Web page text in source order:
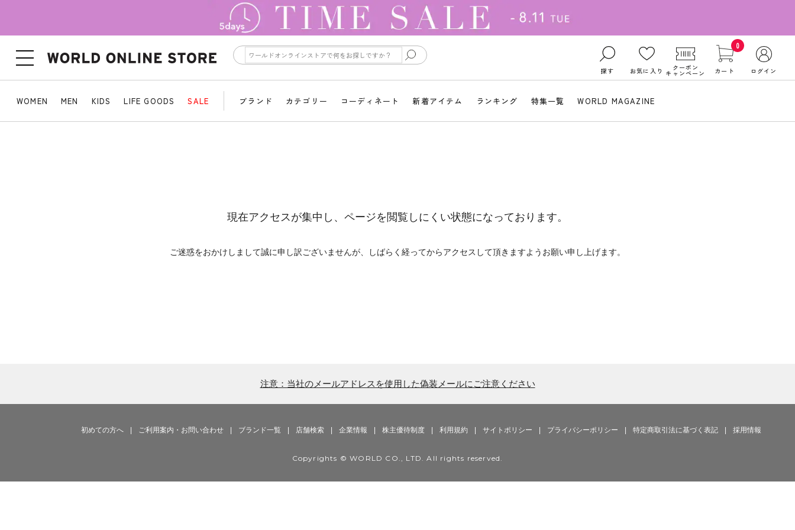
探す お気に入り クーポン
キャンペーン
0
カート ログイン
WOMEN MEN KIDS LIFE GOODS SALE ブランド カテゴリー コーディネート 新着アイテム ランキング 特集一覧 WORLD MAGAZINE
現在アクセスが集中し、ページを閲覧しにくい状態になっております。
ご迷惑をおかけしまして誠に申し訳ございませんが、しばらく経ってからアクセスして頂きますようお願い申し上げます。
注意：当社のメールアドレスを使用した偽装メールにご注意ください
初めての方へ ご利用案内・お問い合わせ ブランド一覧 店舗検索 企業情報 株主優待制度 利用規約 サイトポリシー プライバシーポリシー 特定商取引法に基づく表記 採用情報
Copyrights © WORLD CO., LTD. All rights reserved.